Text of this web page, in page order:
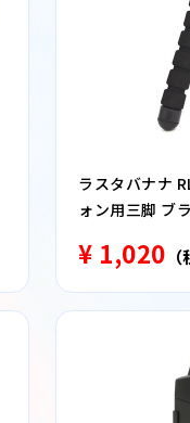
ラスタバナナ
ォン用三脚 ブ
¥ 1,020